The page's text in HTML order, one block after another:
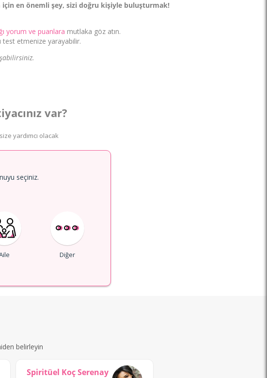
en önemli şey, sizi doğru kişiyle buluşturmak!
yorum ve puanlara mutlaka göz atın.
test etmenize yarayabilir.
var?
yardımcı olacak
seçiniz.
Diğer
belirleyin
Spiritüel Koç Serenay